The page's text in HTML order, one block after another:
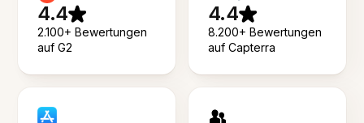
4.4
2.100+ Bewertungen
auf G2
4.4
8.200+ Bewertungen
auf Capterra